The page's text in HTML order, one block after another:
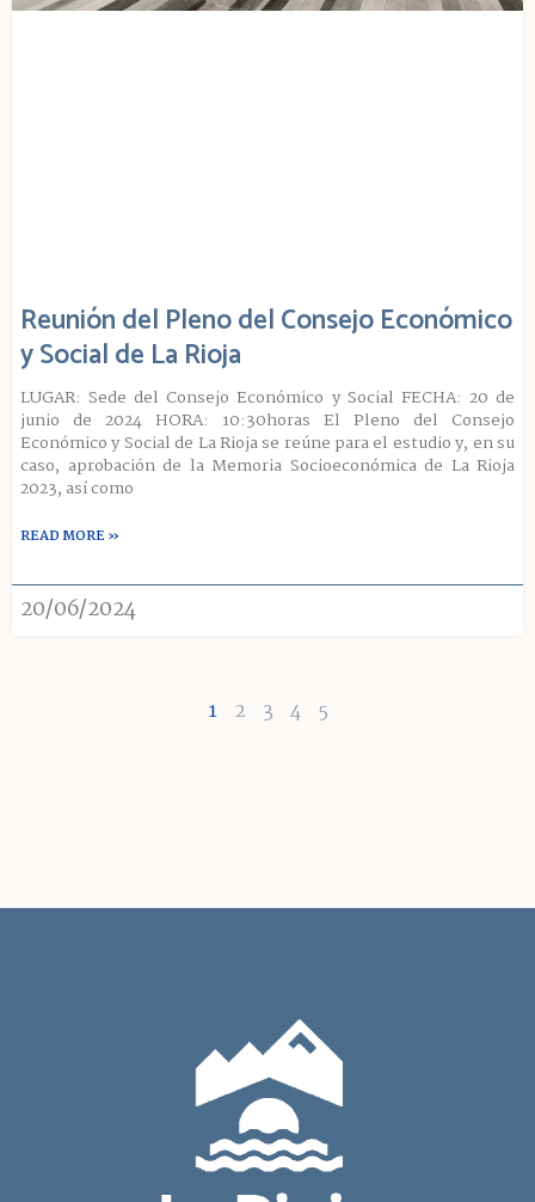
Reunión del Pleno del Consejo Económico
y Social de La Rioja
LUGAR: Sede del Consejo Económico y Social FECHA: 20 de
junio de 2024 HORA: 10:30horas El Pleno del Consejo
Económico y Social de La Rioja se reúne para el estudio y, en su
caso, aprobación de la Memoria Socioeconómica de La Rioja
2023, así como
READ MORE »
20/06/2024
1 2 3 4 5